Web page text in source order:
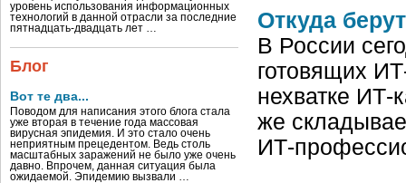
уровень использования информационных
технологий в данной отрасли за последние
пятнадцать-двадцать лет …
Блог
Вот те два...
Поводом для написания этого блога стала
уже вторая в течение года массовая
вирусная эпидемия. И это стало очень
неприятным прецедентом. Ведь столь
масштабных заражений не было уже очень
давно. Впрочем, данная ситуация была
ожидаемой. Эпидемию вызвали …
Откуда
В России
готовящих
нехватке ИТ-
же
ИТ-